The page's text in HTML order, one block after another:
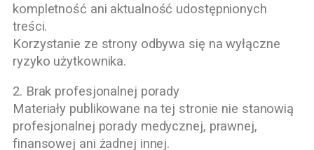
kompletność ani aktualność udostępnionych
treści.
Korzystanie ze strony odbywa się na wyłączne
ryzyko użytkownika.
2. Brak profesjonalnej porady
Materiały publikowane na tej stronie nie stanowią
profesjonalnej porady medycznej, prawnej,
finansowej ani żadnej innej.